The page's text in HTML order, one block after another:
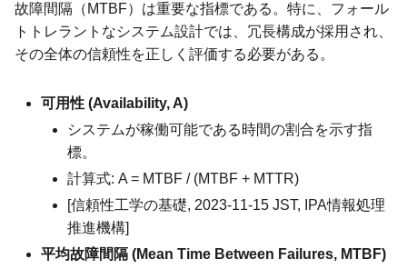
故障間隔（MTBF）は重要な指標である。特に、フォール
トトレラントなシステム設計では、冗長構成が採用され、
その全体の信頼性を正しく評価する必要がある。
可用性 (Availability, A)
システムが稼働可能である時間の割合を示す指
標。
計算式: A = MTBF / (MTBF + MTTR)
[信頼性工学の基礎, 2023-11-15 JST, IPA情報処理
推進機構]
平均故障間隔 (Mean Time Between Failures, MTBF)